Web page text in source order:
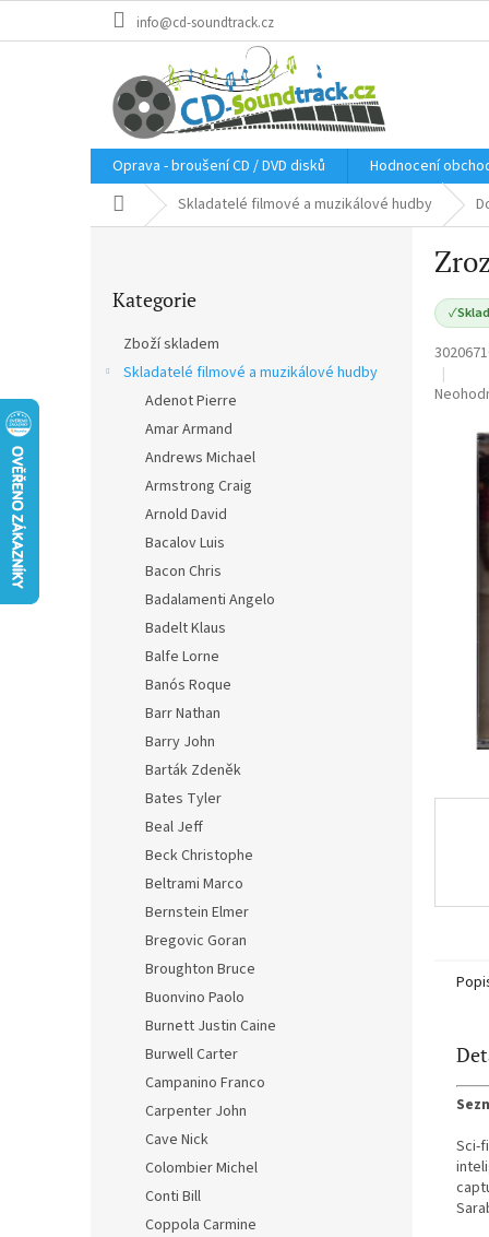
info@cd-soundtrack.cz
Oprava - broušení CD / DVD disků
Hodnocení
Domů Skladatelé filmové a muzikálové hudby
kategorie
Kategorie
Zboží skladem
Skladatelé filmové a muzikálové hudby
Adenot Pierre
Amar Armand
Andrews Michael
Armstrong Craig
Arnold David
Bacalov Luis
Bacon Chris
Badalamenti Angelo
Badelt Klaus
Balfe Lorne
Banós Roque
Barr Nathan
Barry John
Barták Zdeněk
Bates Tyler
Beal Jeff
Beck Christophe
Beltrami Marco
Bernstein Elmer
Bregovic Goran
Broughton Bruce
Buonvino Paolo
Burnett Justin Caine
Burwell Carter
Campanino Franco
Carpenter John
Cave Nick
Colombier Michel
Conti Bill
Coppola Carmine
✓
Sci-